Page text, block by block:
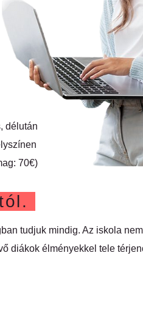
délután
70€)
tudjuk mindig. Az iskola
diákok élményekkel tele